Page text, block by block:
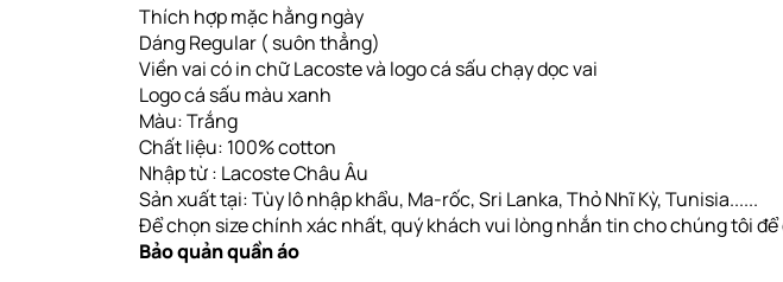
Thích hợp mặc hằng ngày
Dáng Regular ( suôn thẳng)
Viền vai có in chữ Lacoste và logo cá sấu chạy dọc vai
Logo cá sấu màu xanh
Màu: Trắng
Chất liệu: 100% cotton
Nhập từ : Lacoste Châu Âu
Sản xuất tại: Tùy lô nhập khẩu, Ma-rốc, Sri Lanka, Thỏ Nhĩ Kỳ, Tunisia......
Để chọn size chính xác nhất, quý khách vui lòng nhắn tin cho chúng tôi
Bảo quản quần áo